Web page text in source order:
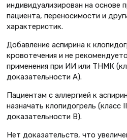
индивидуализирован на основе
пациента, переносимости и
характеристик.
Добавление аспирина к
кровотечения и не
применения при ИИ или ТНМК
доказательности А).
Пациентам с аллергией к
назначать клопидогрель (класс
доказательности В).
Нет доказательств, что